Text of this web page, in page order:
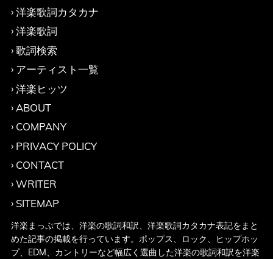
洋楽歌詞カタカナ
洋楽歌詞
歌詞検索
アーティスト一覧
洋楽ヒッツ
ABOUT
COMPANY
PRIVACY POLICY
CONTACT
WRITER
SITEMAP
洋楽まっぷでは、洋楽の歌詞和訳、洋楽歌詞カタカナ表記をまと
めた記事の掲載を行っています。ポップス、ロック、ヒップホッ
プ、EDM、カントリーなど幅広く選曲した洋楽の歌詞和訳を洋楽